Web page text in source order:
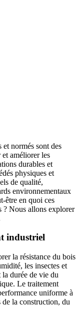
et normés sont des
et améliorer les
durables et
physiques et
de qualité,
environnementaux
être en quoi ces
? Nous allons explorer
industriel
la résistance du bois
les insectes et
durée de vie du
Le traitement
uniforme à
de la construction, du